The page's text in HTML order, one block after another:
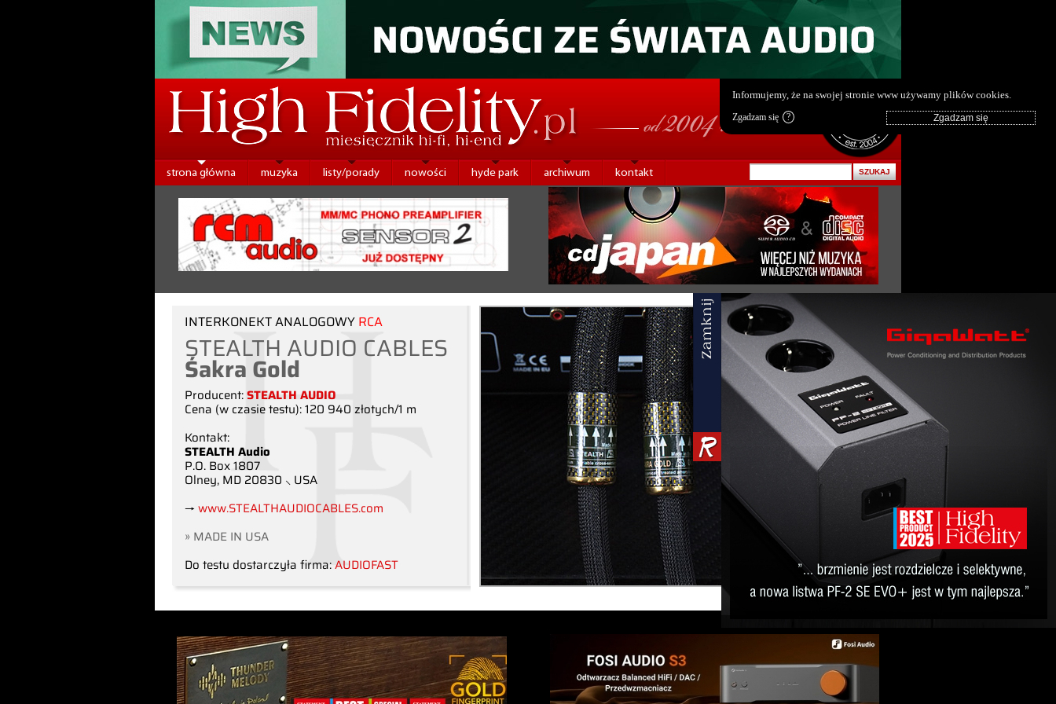
strona główna muzyka listy/porady nowości hyde park archiwum kontakt
INTERKONEKT ANALOGOWY RCA
STEALTH AUDIO CABLES
Śakra Gold
Producent:STEALTH AUDIO
Cena (w czasie testu): 120 940 złotych/1 m
Kontakt:
STEALTH Audio
P.O. Box 1807
Olney, MD 20830 ⸜ USA
→ www.STEALTHAUDIOCABLES.com
» MADE IN USA
Do testu dostarczyła firma:AUDIOFAST
Informujemy, że na swojej stronie www używamy plików cookies.
Zgadzam się ?